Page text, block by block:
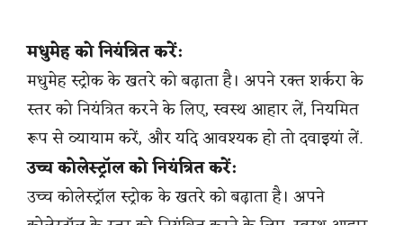
मधुमेह को नियंत्रित करें:
मधुमेह स्ट्रोक के खतरे को बढ़ाता है। अपने रक्त शर्करा के
स्तर को नियंत्रित करने के लिए, स्वस्थ आहार लें, नियमित
रूप से व्यायाम करें, और यदि आवश्यक हो तो दवाइयां लें.
उच्च कोलेस्ट्रॉल को नियंत्रित करें:
उच्च कोलेस्ट्रॉल स्ट्रोक के खतरे को बढ़ाता है। अपने